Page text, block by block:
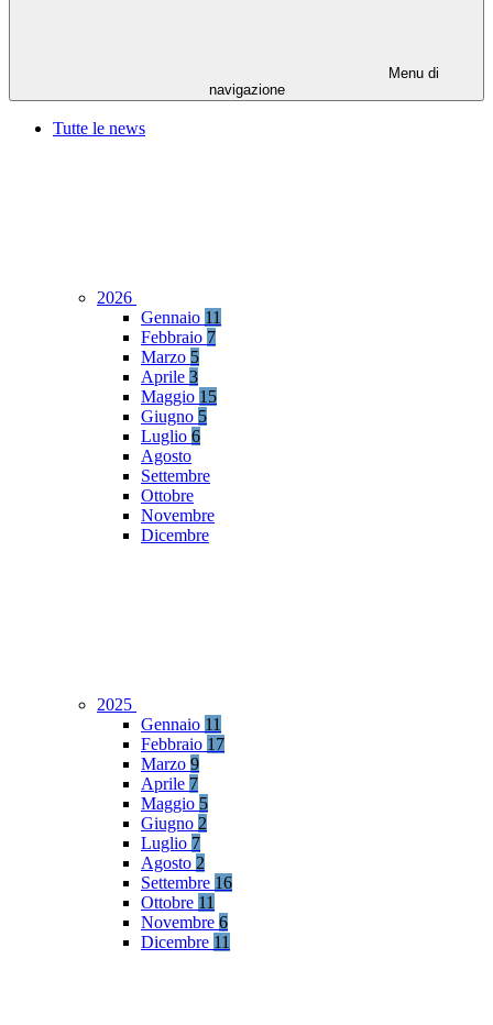
Menu di
navigazione
Tutte le news
2026
Gennaio 11
Febbraio 7
Marzo 5
Aprile 3
Maggio 15
Giugno 5
Luglio 6
Agosto
Settembre
Ottobre
Novembre
Dicembre
2025
Gennaio 11
Febbraio 17
Marzo 9
Aprile 7
Maggio 5
Giugno 2
Luglio 7
Agosto 2
Settembre 16
Ottobre 11
Novembre 6
Dicembre 11